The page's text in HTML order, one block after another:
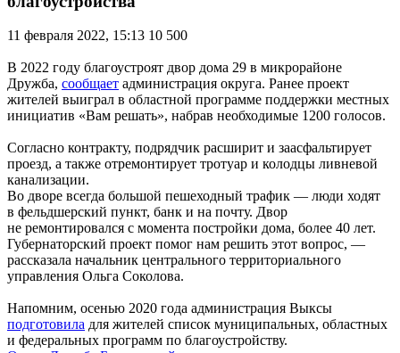
11 февраля 2022, 15:13 10 500
В 2022 году благоустроят двор дома 29 в микрорайоне
Дружба, сообщает администрация округа. Ранее проект
жителей выиграл в областной программе поддержки местных
инициатив «Вам решать», набрав необходимые 1200 голосов.
Согласно контракту, подрядчик расширит и заасфальтирует
проезд, а также отремонтирует тротуар и колодцы ливневой
канализации.
Во дворе всегда большой пешеходный трафик — люди ходят
в фельдшерский пункт, банк и на почту. Двор
не ремонтировался с момента постройки дома, более 40 лет.
Губернаторский проект помог нам решить этот вопрос, —
рассказала начальник центрального территориального
управления Ольга Соколова.
Напомним, осенью 2020 года администрация Выксы
подготовила для жителей список муниципальных, областных
и федеральных программ по благоустройству.